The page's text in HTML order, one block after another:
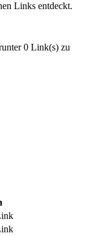
Links entdeckt.
0 Link(s) zu